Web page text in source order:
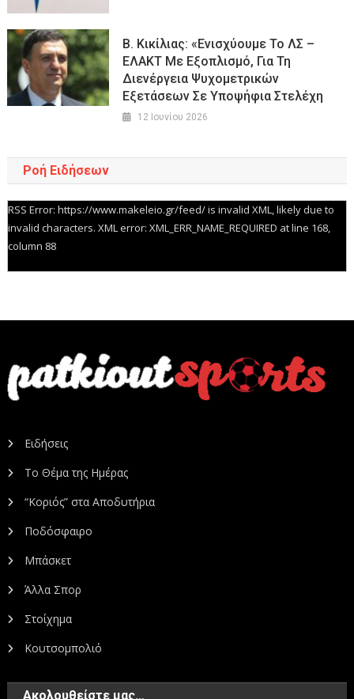
Β. Κικίλιας: «Ενισχύουμε Το ΛΣ –
ΕΛΑΚΤ Με Εξοπλισμό, Για Τη
Διενέργεια Ψυχομετρικών
Εξετάσεων Σε Υποψήφια Στελέχη
12 Ιουνίου 2026
Ροή Ειδήσεων
RSS Error: https://www.makeleio.gr/feed/ is invalid XML, likely due to
invalid characters. XML error: XML_ERR_NAME_REQUIRED at line 168,
column 88
Ειδήσεις
Το Θέμα της Ημέρας
“Κοριός” στα Αποδυτήρια
Ποδόσφαιρο
Μπάσκετ
Άλλα Σπορ
Στοίχημα
Κουτσομπολιό
Ακολουθείστε μας…